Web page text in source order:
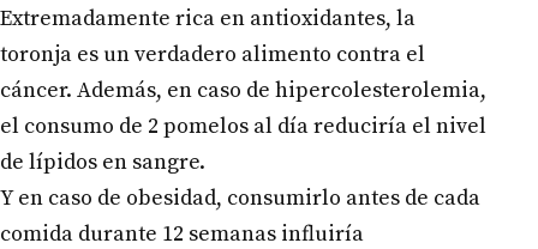
Extremadamente rica en antioxidantes, la
toronja es un verdadero alimento contra el
cáncer. Además, en caso de hipercolesterolemia,
el consumo de 2 pomelos al día reduciría el nivel
de lípidos en sangre.
Y en caso de obesidad, consumirlo antes de cada
comida durante 12 semanas influiría